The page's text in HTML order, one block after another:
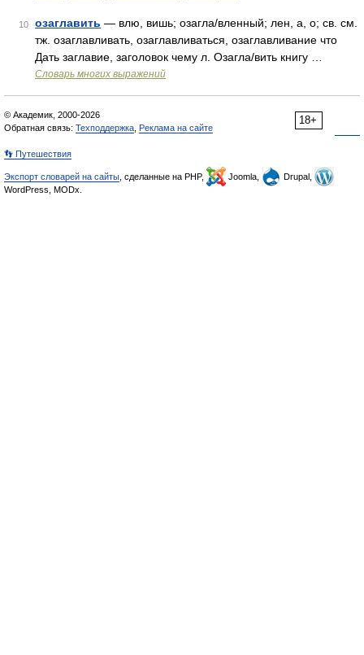
10 озаглавить — влю, вишь; озагла/вленный; лен, а, о; св. см.
тж. озаглавливать, озаглавливаться, озаглавливание что
Дать заглавие, заголовок чему л. Озагла/вить книгу …
Словарь многих выражений
18+
© Академик, 2000-2026
Обратная связь: Техподдержка Реклама на сайте
👣 Путешествия
Экспорт словарей на сайты , сделанные на PHP, Joomla,
Drupal,
WordPress, MODx.